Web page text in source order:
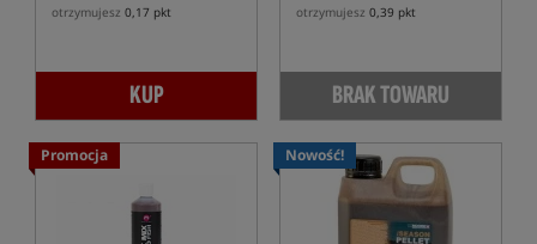
otrzymujesz 0,17 pkt
KUP
otrzymujesz 0,39 pkt
BRAK TOWARU
Promocja Nowość!